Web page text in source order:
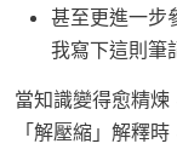
甚至更進一步
我寫下這則筆
當知識變得愈精煉
「解壓縮」解釋